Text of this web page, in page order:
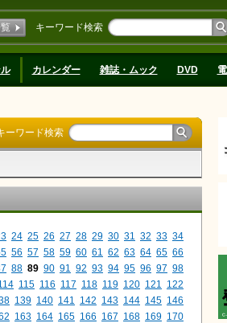
キーワード検索
カレンダー 雑誌・ムック DVD
ーワード検索
24 25 26 27 28 29 30 31 32 33 34
56 57 58 59 60 61 62 63 64 65 66
88 89 90 91 92 93 94 95 96 97 98
115 116 117 118 119 120 121
122
139 140 141 142 143 144 145 146
163 164 165 166 167 168 169 170